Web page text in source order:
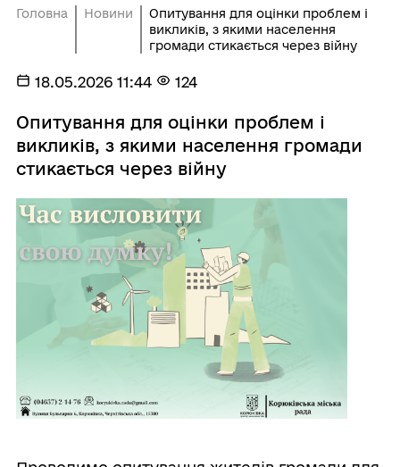
Головна Новини
Опитування для оцінки проблем і
викликів, з якими населення
громади стикається через війну
18.05.2026 11:44 124
Опитування для оцінки проблем і
викликів, з якими населення громади
стикається через війну